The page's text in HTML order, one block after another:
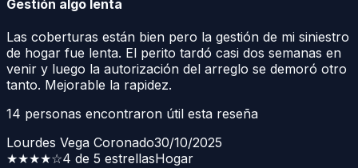
Gestión algo lenta
Las coberturas están bien pero la gestión de mi siniestro
de hogar fue lenta. El perito tardó casi dos semanas en
venir y luego la autorización del arreglo se demoró otro
tanto. Mejorable la rapidez.
14 personas encontraron útil esta reseña
Lourdes Vega Coronado30/10/2025
★★★★☆4 de 5 estrellasHogar